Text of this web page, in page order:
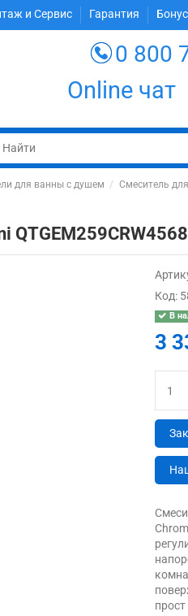
и Сервис Гарантия Бонус
0 800
Online чат
для ванны с душем Смеситель
Код:
В
3